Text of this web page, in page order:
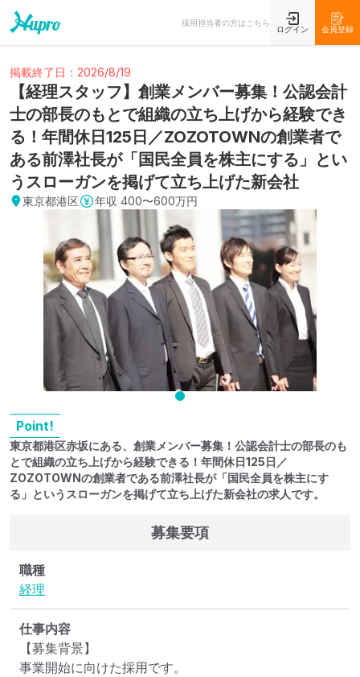
採用担当者の方はこちら
ログイン 会員登録
掲載終了日：2026/8/19
【経理スタッフ】創業メンバー募集！公認会計
士の部長のもとで組織の立ち上げから経験でき
る！年間休日125日／ZOZOTOWNの創業者で
ある前澤社長が「国民全員を株主にする」とい
うスローガンを掲げて立ち上げた新会社
東京都港区 年収 400〜600万円
Point!
東京都港区赤坂にある、創業メンバー募集！公認会計士の部長のも
とで組織の立ち上げから経験できる！年間休日125日／
ZOZOTOWNの創業者である前澤社長が「国民全員を株主にす
る」というスローガンを掲げて立ち上げた新会社の求人です。
募集要項
職種
経理
仕事内容
【募集背景】
事業開始に向けた採用です。